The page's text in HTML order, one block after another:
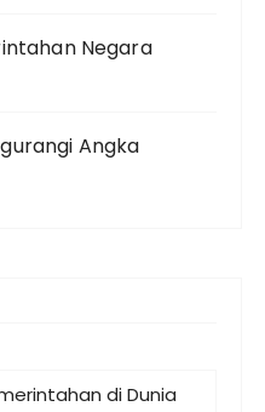
Negara
Angka
di Dunia